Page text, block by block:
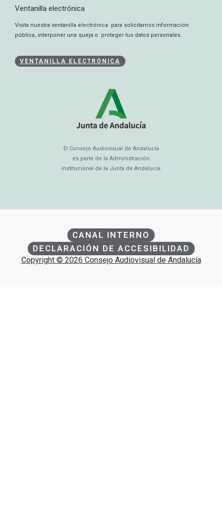
Ventanilla electrónica
Visita nuestra ventanilla electrónica para solicitarnos información
pública, interponer una queja o proteger tus datos personales.
VENTANILLA ELECTRÓNICA
El Consejo Audiovisual de Andalucía
es parte de la Administración
Institucional de la Junta de Andalucía
CANAL INTERNO
DECLARACIÓN DE ACCESIBILIDAD
Copyright © 2026 Consejo Audiovisual de Andalucía